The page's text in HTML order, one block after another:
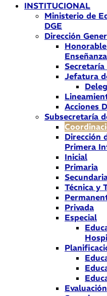
INSTITUCIONAL
Ministerio de
DGE
Dirección
Secretaría
Jefatura
Acciones
Subsecretaría
Dirección
Primera
Inicial
Primaria
Técnica y
Privada
Especial